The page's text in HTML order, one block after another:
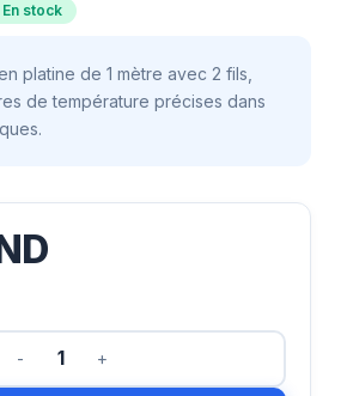
En stock
platine de 1 mètre avec 2 fils,
de température précises dans